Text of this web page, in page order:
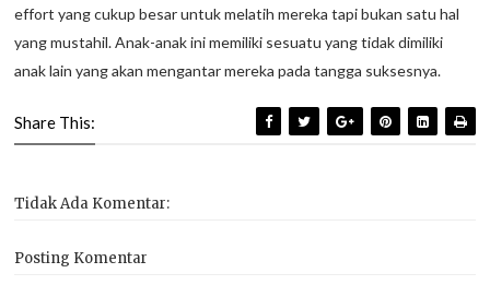
effort yang cukup besar untuk melatih mereka tapi bukan satu hal
yang mustahil. Anak-anak ini memiliki sesuatu yang tidak dimiliki
anak lain yang akan mengantar mereka pada tangga suksesnya.
Share This:
Tidak Ada Komentar:
Posting Komentar